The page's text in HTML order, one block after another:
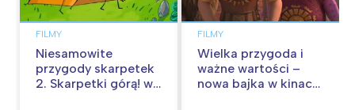
FILMY
Niesamowite
przygody skarpetek
2. Skarpetki górą! w
FILMY
Wielka przygoda i
ważne wartości –
nowa bajka w kinach